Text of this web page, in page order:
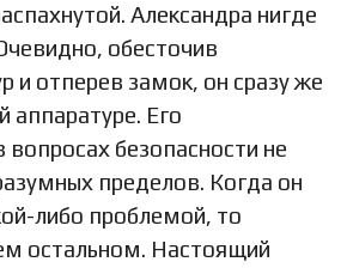
Александра нигде
обесточив
и отперев замок, он сразу же
аппаратуре. Его
вопросах безопасности не
пределов. Когда он
либо проблемой, то
остальном. Настоящий